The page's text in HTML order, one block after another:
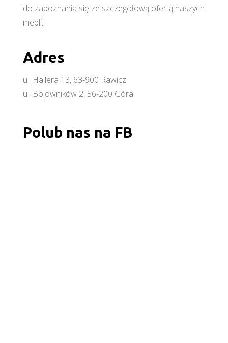
do zapoznania się ze szczegółową ofertą naszych
mebli.
Adres
ul. Hallera 13, 63-900 Rawicz
ul. Bojowników 2, 56-200 Góra
Polub nas na FB